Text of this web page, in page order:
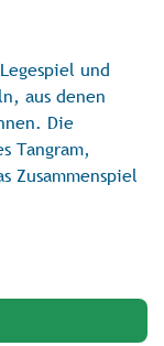
und
aus denen
Die
Tangram,
Zusammenspiel